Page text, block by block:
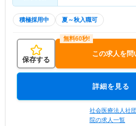
積極採用中 夏～秋入職可
保存する
この求人を問
詳細を見る
社会医療法人社
院の求人一覧